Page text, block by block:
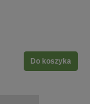
Do koszyka